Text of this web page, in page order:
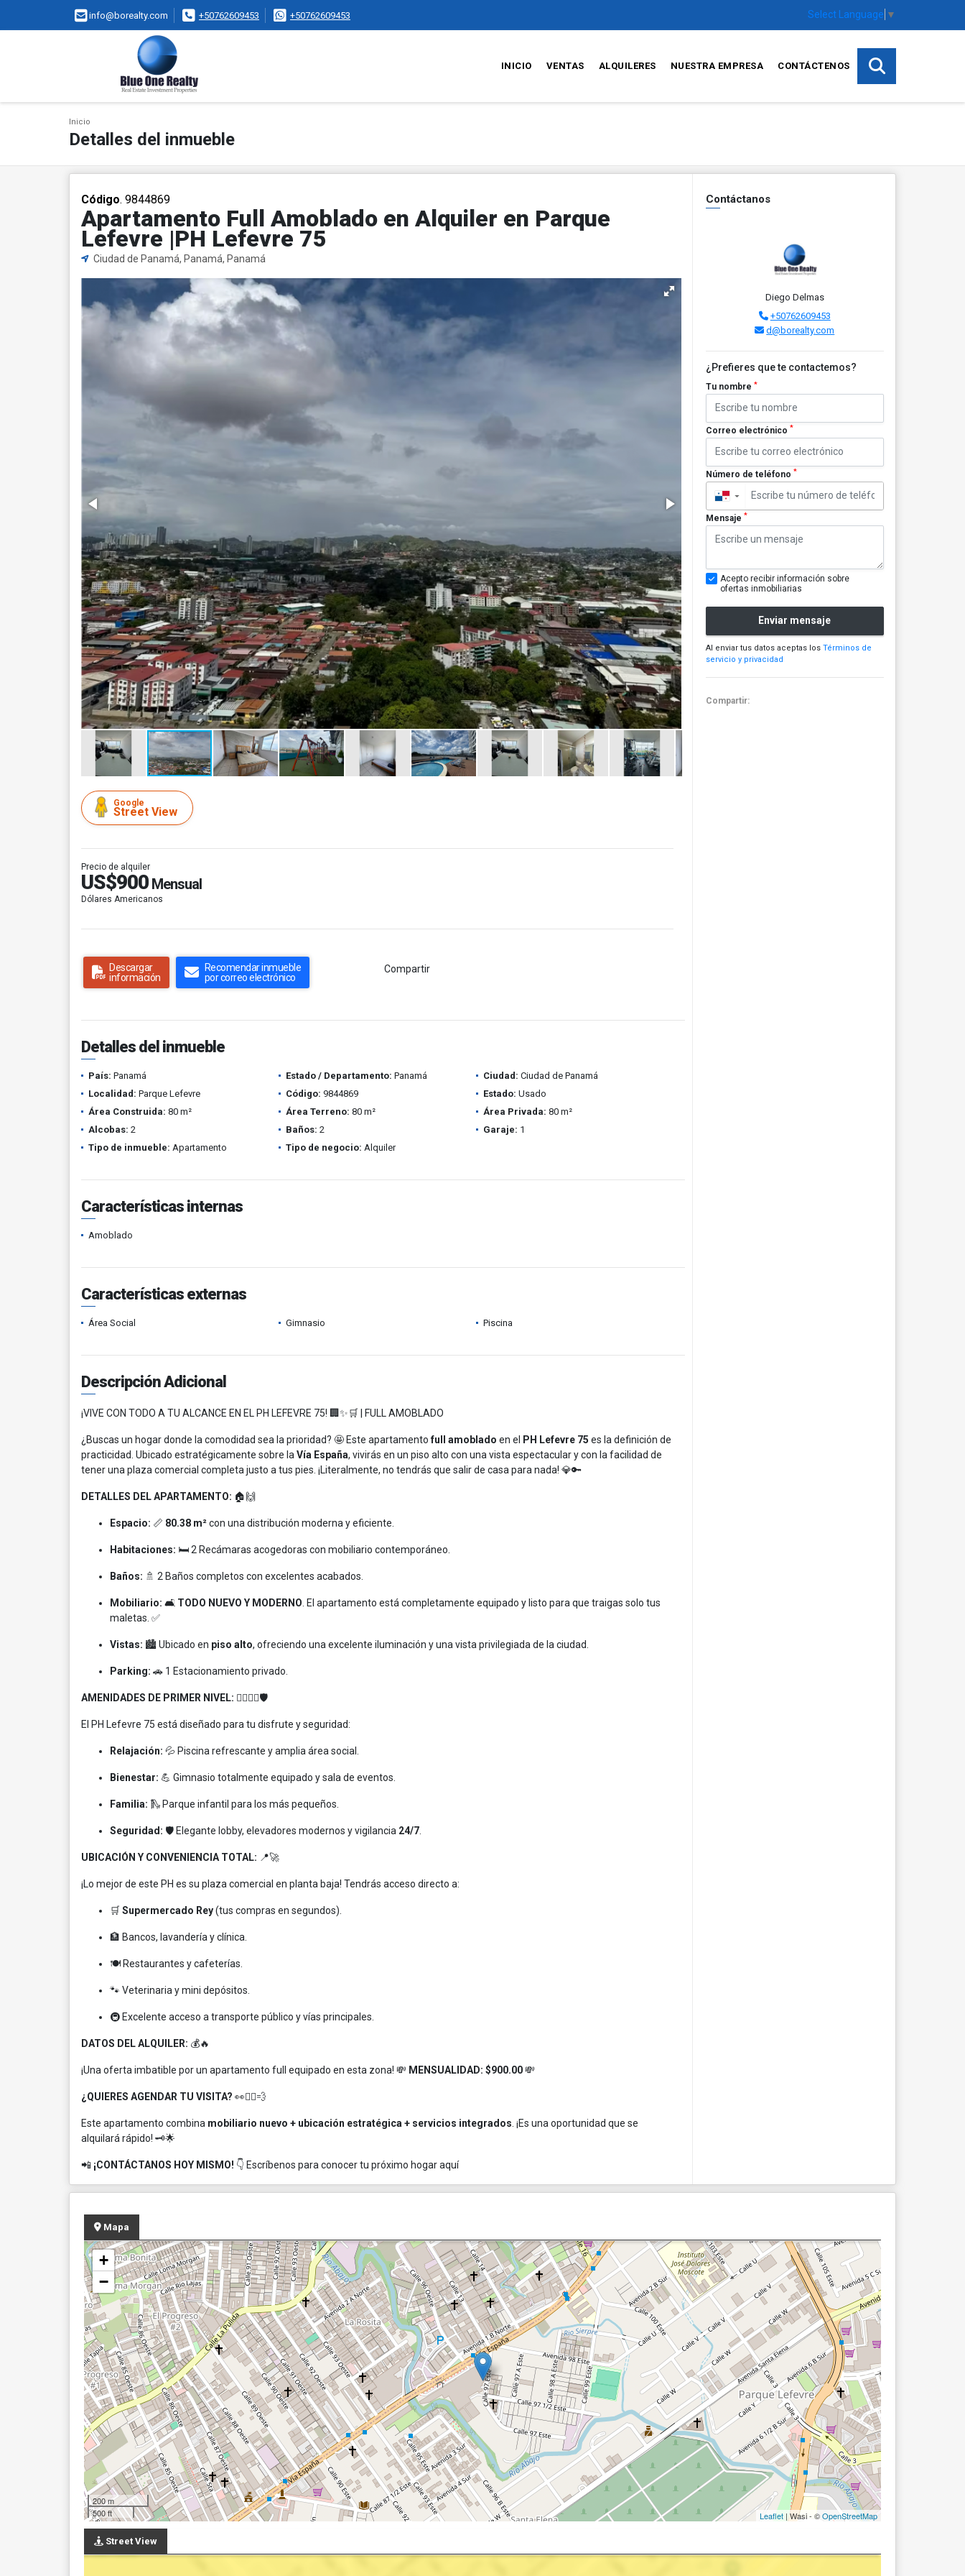
info@borealty.com +50762609453 +50762609453 Select Language ▼
INICIO VENTAS ALQUILERES NUESTRA EMPRESA CONTÁCTENOS
Inicio
Detalles del inmueble
Código. 9844869
Apartamento Full Amoblado en Alquiler en Parque
Lefevre |PH Lefevre 75
Ciudad de Panamá, Panamá, Panamá
Google
Street View
Precio de alquiler
US$900 Mensual
Dólares Americanos
Descargar
información
Recomendar inmueble
por correo electrónico
Compartir
Detalles del inmueble
País: Panamá Estado / Departamento: Panamá Ciudad: Ciudad de Panamá
Localidad: Parque Lefevre Código: 9844869 Estado: Usado
Área Construida: 80 m² Área Terreno: 80 m² Área Privada: 80 m²
Alcobas: 2 Baños: 2 Garaje: 1
Tipo de inmueble: Apartamento Tipo de negocio: Alquiler
Características internas
Amoblado
Características externas
Área Social Gimnasio Piscina
Descripción Adicional
¡VIVE CON TODO A TU ALCANCE EN EL PH LEFEVRE 75! 🏢✨🛒 | FULL AMOBLADO
¿Buscas un hogar donde la comodidad sea la prioridad? 🤩 Este apartamentofull amoblado en el PH Lefevre 75 es la definición de
practicidad. Ubicado estratégicamente sobre la Vía España, vivirás en un piso alto con una vista espectacular y con la facilidad de
tener una plaza comercial completa justo a tus pies. ¡Literalmente, no tendrás que salir de casa para nada! 💎🔑
DETALLES DEL APARTAMENTO: 🏠🙌
Espacio: 📏 80.38 m²con una distribución moderna y eficiente.
Habitaciones: 🛏️ 2 Recámaras acogedoras con mobiliario contemporáneo.
Baños: 🚿 2 Baños completos con excelentes acabados.
Mobiliario: 🛋️ TODO NUEVO Y MODERNO . El apartamento está completamente equipado y listo para que traigas solo tus
maletas. ✅
Vistas: 🏙️ Ubicado en piso alto, ofreciendo una excelente iluminación y una vista privilegiada de la ciudad.
Parking: 🚗 1 Estacionamiento privado.
AMENIDADES DE PRIMER NIVEL: 🏊‍♂️🏋️‍♀️🛡️
El PH Lefevre 75 está diseñado para tu disfrute y seguridad:
Relajación: 💦 Piscina refrescante y amplia área social.
Bienestar: 💪 Gimnasio totalmente equipado y sala de eventos.
Familia: 🛝 Parque infantil para los más pequeños.
Seguridad: 🛡️ Elegante lobby, elevadores modernos y vigilancia 24/7
UBICACIÓN Y CONVENIENCIA TOTAL: 📍🚀
¡Lo mejor de este PH es su plaza comercial en planta baja! Tendrás acceso directo a:
🛒 Supermercado Rey(tus compras en segundos).
🏦 Bancos, lavandería y clínica.
🍽️ Restaurantes y cafeterías.
🐾 Veterinaria y mini depósitos.
🚇 Excelente acceso a transporte público y vías principales.
DATOS DEL ALQUILER: 💰🔥
¡Una oferta imbatible por un apartamento full equipado en esta zona! 💸 MENSUALIDAD: $900.00💸
¿QUIERES AGENDAR TU VISITA? 👀🏃‍♂️💨
Este apartamento combina mobiliario nuevo + ubicación estratégica + servicios integrados . ¡Es una oportunidad que se
alquilará rápido! 🗝️🌟
📲 ¡CONTÁCTANOS HOY MISMO! 👇 Escríbenos para conocer tu próximo hogar aquí
Contáctanos
Diego Delmas
+50762609453
d@borealty.com
¿Prefieres que te contactemos?
Tu nombre *
Correo electrónico *
Número de teléfono *
▼
Mensaje *
Acepto recibir información sobre
ofertas inmobiliarias
Enviar mensaje
Al enviar tus datos aceptas los Términos de
servicio y privacidad
Compartir:
Mapa
+
−
200 m
500 ft
Leaflet | Wasi - ©OpenStreetMap
Street View